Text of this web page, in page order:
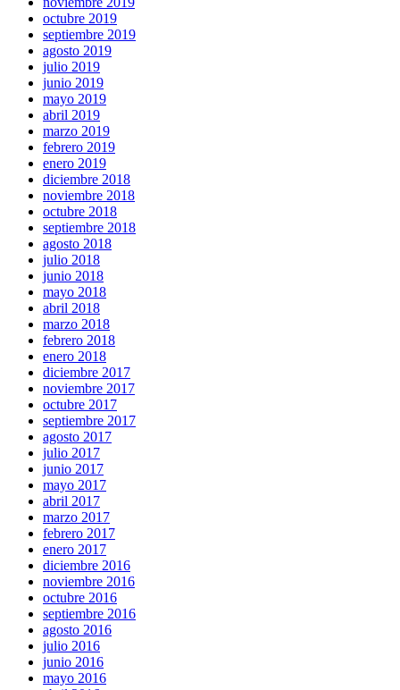
octubre 2019
septiembre 2019
agosto 2019
julio 2019
junio 2019
mayo 2019
abril 2019
marzo 2019
febrero 2019
enero 2019
diciembre 2018
noviembre 2018
octubre 2018
septiembre 2018
agosto 2018
julio 2018
junio 2018
mayo 2018
abril 2018
marzo 2018
febrero 2018
enero 2018
diciembre 2017
noviembre 2017
octubre 2017
septiembre 2017
agosto 2017
julio 2017
junio 2017
mayo 2017
abril 2017
marzo 2017
febrero 2017
enero 2017
diciembre 2016
noviembre 2016
octubre 2016
septiembre 2016
agosto 2016
julio 2016
junio 2016
mayo 2016